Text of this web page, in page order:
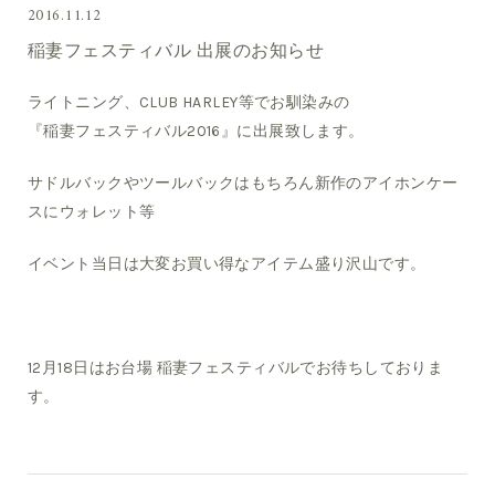
2016.11.12
稲妻フェスティバル 出展のお知らせ
ライトニング、CLUB HARLEY等でお馴染みの
『稲妻フェスティバル2016』に出展致します。
サドルバックやツールバックはもちろん新作のアイホンケー
スにウォレット等
イベント当日は大変お買い得なアイテム盛り沢山です。
12月18日はお台場 稲妻フェスティバルでお待ちしておりま
す。